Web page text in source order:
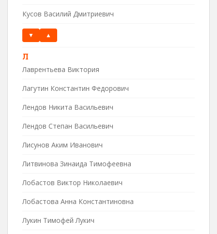
Кусов Василий Дмитриевич
▼ ▲
Л
Лаврентьева Виктория
Лагутин Константин Федорович
Лендов Никита Васильевич
Лендов Степан Васильевич
Лисунов Аким Иванович
Литвинова Зинаида Тимофеевна
Лобастов Виктор Николаевич
Лобастова Анна Константиновна
Лукин Тимофей Лукич